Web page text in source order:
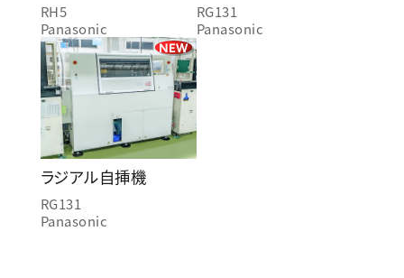
RH5
Panasonic
RG131
Panasonic
NEW
ラジアル自挿機
RG131
Panasonic